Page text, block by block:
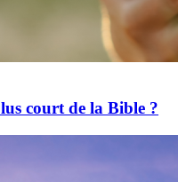
court de la Bible ?